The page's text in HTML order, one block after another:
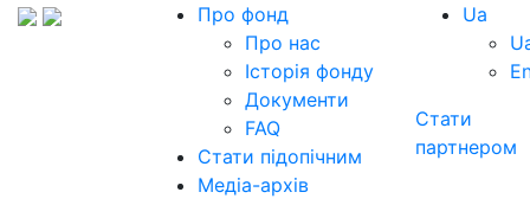
Про фонд
Про нас
Історія фонду
Документи
FAQ
Стати підопічним
Медіа-архів
Ua
Стати
партнером